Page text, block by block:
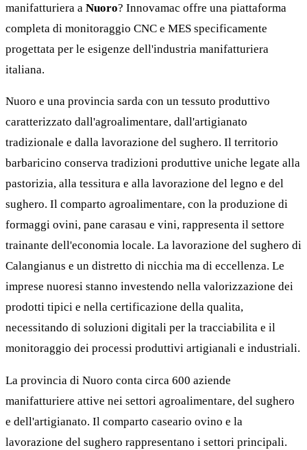
manifatturiera a Nuoro? Innovamac offre una piattaforma
completa di monitoraggio CNC e MES specificamente
progettata per le esigenze dell'industria manifatturiera
italiana.
Nuoro e una provincia sarda con un tessuto produttivo
caratterizzato dall'agroalimentare, dall'artigianato
tradizionale e dalla lavorazione del sughero. Il territorio
barbaricino conserva tradizioni produttive uniche legate alla
pastorizia, alla tessitura e alla lavorazione del legno e del
sughero. Il comparto agroalimentare, con la produzione di
formaggi ovini, pane carasau e vini, rappresenta il settore
trainante dell'economia locale. La lavorazione del sughero di
Calangianus e un distretto di nicchia ma di eccellenza. Le
imprese nuoresi stanno investendo nella valorizzazione dei
prodotti tipici e nella certificazione della qualita,
necessitando di soluzioni digitali per la tracciabilita e il
monitoraggio dei processi produttivi artigianali e industriali.
La provincia di Nuoro conta circa 600 aziende
manifatturiere attive nei settori agroalimentare, del sughero
e dell'artigianato. Il comparto caseario ovino e la
lavorazione del sughero rappresentano i settori principali.